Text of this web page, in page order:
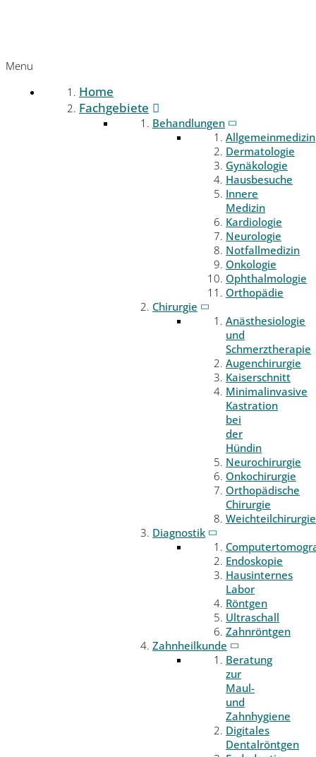
Menu
Home
Fachgebiete
Behandlungen
Allgemeinmedizin
Dermatologie
Gynäkologie
Hausbesuche
Innere
Medizin
Kardiologie
Neurologie
Notfallmedizin
Onkologie
Ophthalmologie
Orthopädie
Chirurgie
Anästhesiologie
und
Schmerztherapie
Augenchirurgie
Kaiserschnitt
Minimalinvasive
Kastration
bei
der
Hündin
Neurochirurgie
Onkochirurgie
Orthopädische
Chirurgie
Weichteilchirurgie
Diagnostik
Endoskopie
Hausinternes
Labor
Röntgen
Ultraschall
Zahnröntgen
Zahnheilkunde
Beratung
zur
Maul-
und
Zahnhygiene
Digitales
Dentalröntgen